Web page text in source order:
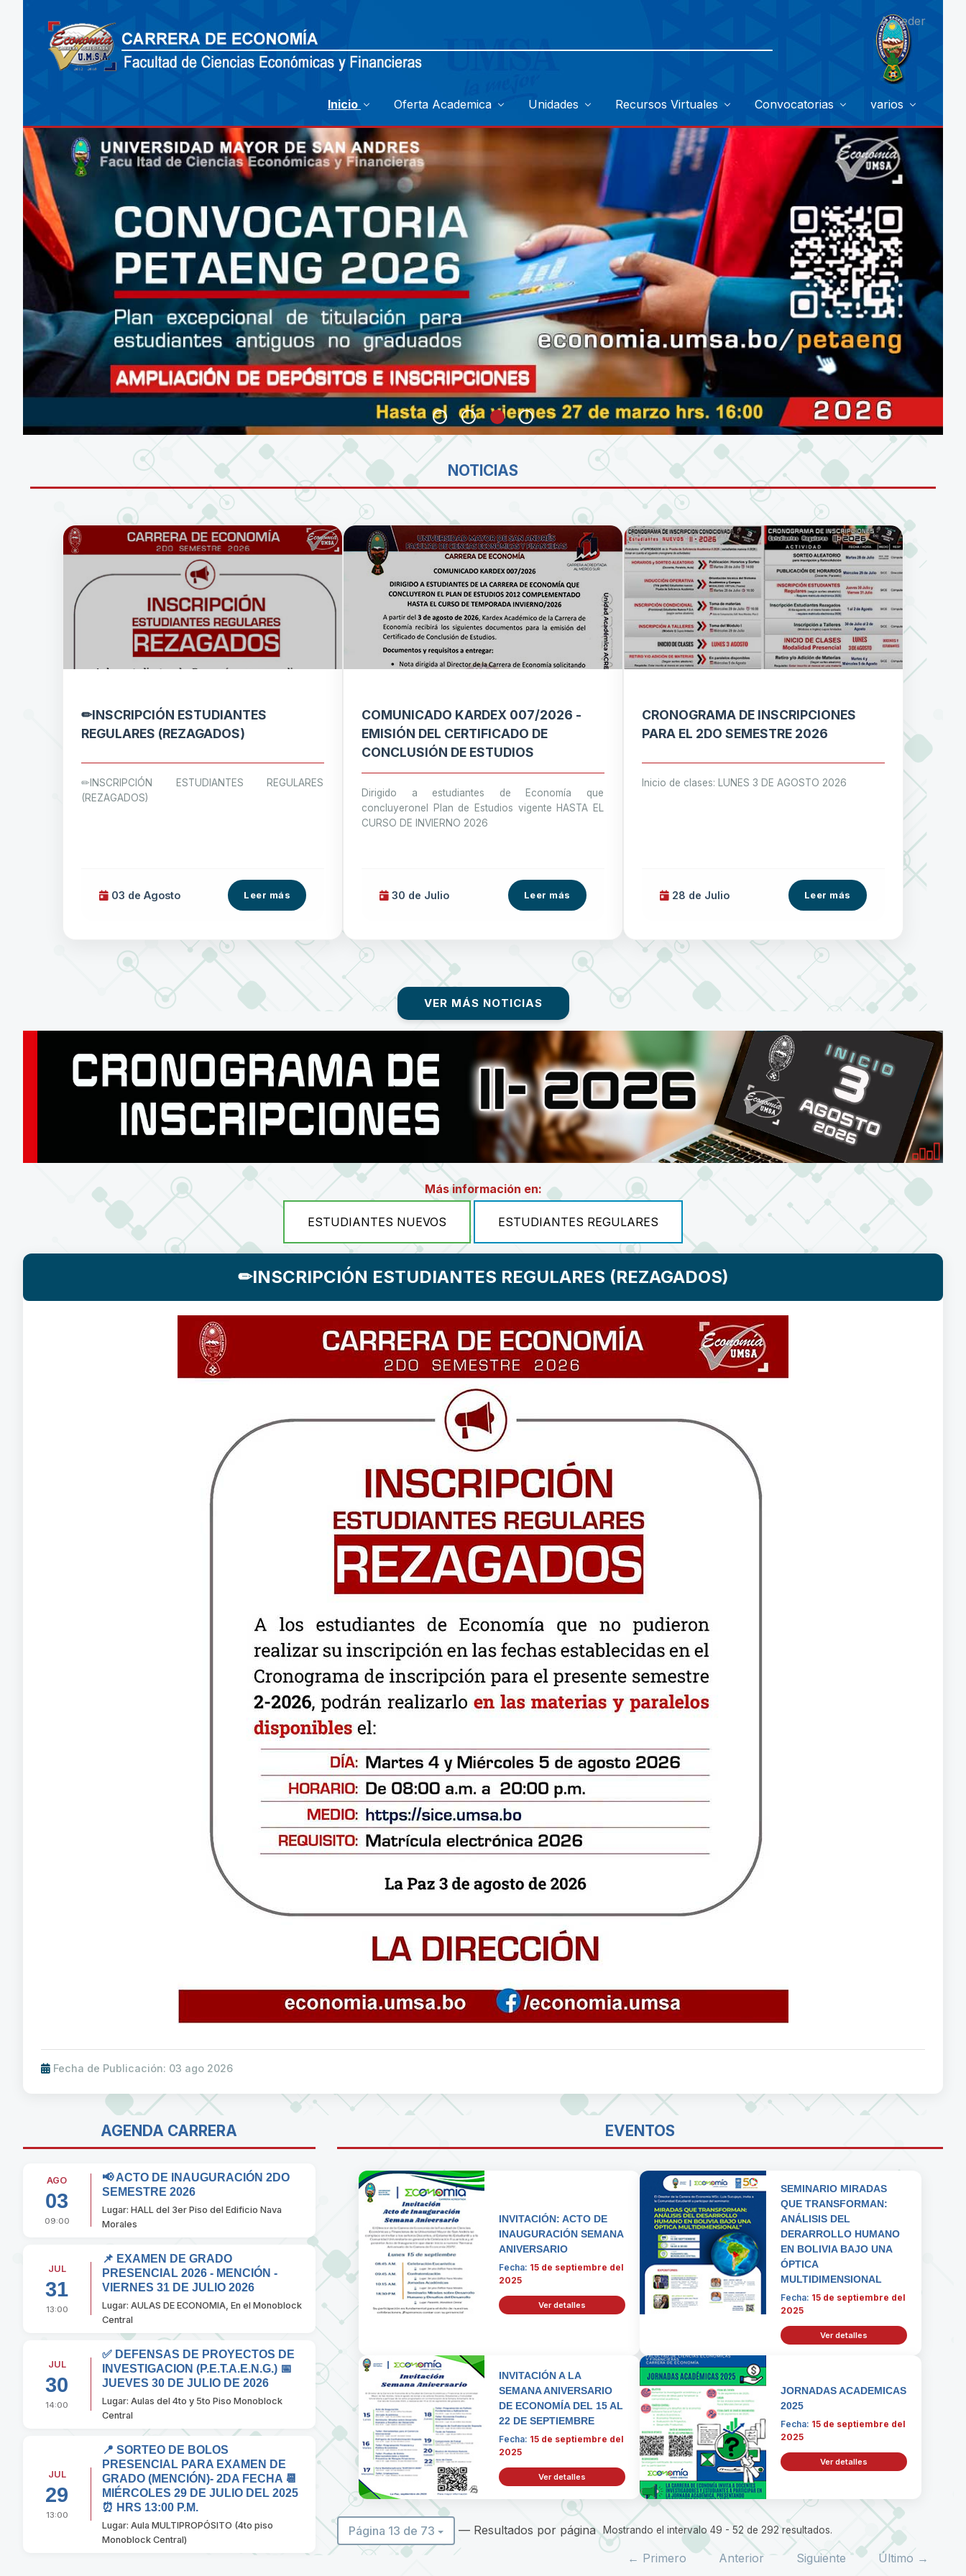
Acceder
Inicio Oferta Academica Unidades Recursos Virtuales Convocatorias varios
CONÉCTATE A LA RED WIFI DE LA UMSA
NOTICIAS
✏INSCRIPCIÓN ESTUDIANTES
REGULARES (REZAGADOS)
✏INSCRIPCIÓN ESTUDIANTES REGULARES
(REZAGADOS)
03 deAgosto Leer más
COMUNICADO KARDEX 007/2026 -
EMISIÓN DEL CERTIFICADO DE
CONCLUSIÓN DE ESTUDIOS
Dirigido a estudiantes de Economía que
concluyeronel Plan de Estudios vigente HASTA EL
CURSO DE INVIERNO 2026
30 de Julio Leer más
CRONOGRAMA DE INSCRIPCIONES
PARA EL 2DO SEMESTRE 2026
Inicio de clases: LUNES 3 DE AGOSTO 2026
28 de Julio Leer más
VER MÁS NOTICIAS
Más información en:
ESTUDIANTES NUEVOS ESTUDIANTES REGULARES
✏INSCRIPCIÓN ESTUDIANTES REGULARES (REZAGADOS)
Fecha de Publicación: 03 ago 2026
AGENDA CARRERA
AGO
03
09:00
📢 ACTO DE INAUGURACIÓN 2DO
SEMESTRE 2026
Lugar: HALL del 3er Piso del Edificio Nava
Morales
JUL
31
13:00
📌 EXAMEN DE GRADO
PRESENCIAL 2026 - MENCIÓN -
VIERNES 31 DE JULIO 2026
Lugar: AULAS DE ECONOMIA, En el Monoblock
Central
JUL
30
14:00
✅ DEFENSAS DE PROYECTOS DE
INVESTIGACION (P.E.T.A.E.N.G.) 📅
JUEVES 30 DE JULIO DE 2026
Lugar: Aulas del 4to y 5to Piso Monoblock
Central
JUL
29
13:00
📍 SORTEO DE BOLOS
PRESENCIAL PARA EXAMEN DE
GRADO (MENCIÓN)- 2DA FECHA 📆
MIÉRCOLES 29 DE JULIO DEL 2025
⏰ HRS 13:00 P.M.
Lugar: Aula MULTIPROPÓSITO (4to piso
Monoblock Central)
EVENTOS
INVITACIÓN: ACTO DE
INAUGURACIÓN SEMANA
ANIVERSARIO
Fecha: 15 de septiembre del
2025
Ver detalles
SEMINARIO MIRADAS
QUE TRANSFORMAN:
ANÁLISIS DEL
DERARROLLO HUMANO
EN BOLIVIA BAJO UNA
ÓPTICA
MULTIDIMENSIONAL
Fecha: 15 de septiembre del
2025
Ver detalles
INVITACIÓN A LA
SEMANA ANIVERSARIO
DE ECONOMÍA DEL 15 AL
22 DE SEPTIEMBRE
Fecha: 15 de septiembre del
2025
Ver detalles
JORNADAS ACADEMICAS
2025
Fecha: 15 de septiembre del
2025
Ver detalles
Página 13 de 73 — Resultados por página Mostrando el intervalo 49 - 52 de 292 resultados.
← Primero Anterior Siguiente Último →